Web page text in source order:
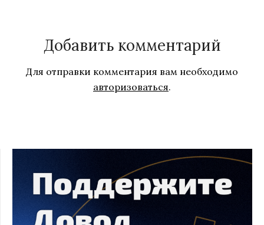
Добавить комментарий
Для отправки комментария вам необходимо
авторизоваться.